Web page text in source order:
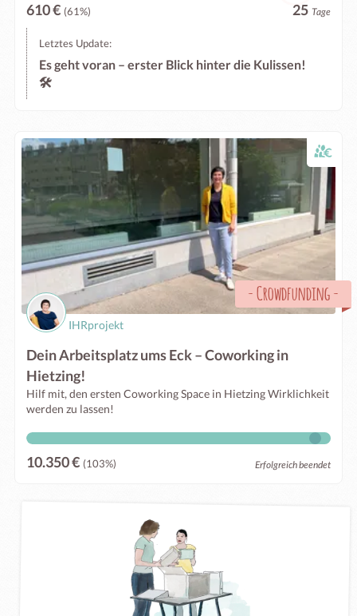
610 € (61%) 25 Tage
Letztes Update:
Es geht voran – erster Blick hinter die Kulissen!
🛠️
-Crowdfunding-
IHRprojekt
Dein Arbeitsplatz ums Eck – Coworking in
Hietzing!
Hilf mit, den ersten Coworking Space in Hietzing Wirklichkeit
werden zu lassen!
10.350 € (103%) Erfolgreich beendet